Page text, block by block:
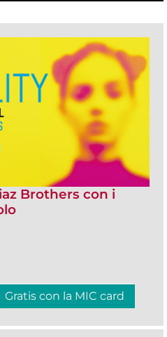
Brothers con i
Gratis con la MIC card